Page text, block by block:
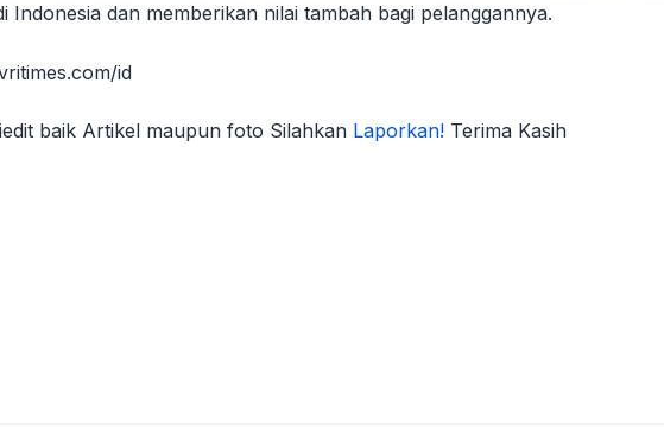
Indonesia dan memberikan nilai tambah bagi pelanggannya.
id
baik Artikel maupun foto Silahkan Laporkan! Terima Kasih